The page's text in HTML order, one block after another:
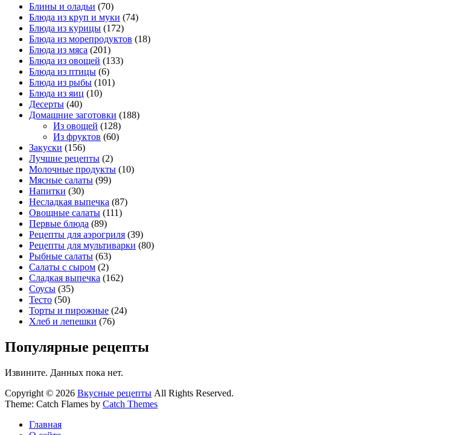
Блины и оладьи (70)
Блюда из круп и муки (74)
Блюда из курицы (172)
Блюда из морепродуктов (18)
Блюда из мяса (201)
Блюда из овощей (133)
Блюда из птицы (6)
Блюда из рыбы (101)
Блюда из яиц (10)
Десерты (40)
Домашние заготовки (188)
Из овощей (128)
Из фруктов (60)
Закуски (156)
Лучшие рецепты (2)
Молочные продукты (10)
Мясные салаты (99)
Напитки (30)
Несладкая выпечка (87)
Овощные салаты (111)
Первые блюда (89)
Рецепты для аэрогриля (39)
Рецепты для мультиварки (80)
Рыбные салаты (63)
Салаты с сыром (2)
Сладкая выпечка (162)
Соусы (35)
Тесто (50)
Торты и пирожные (24)
Хлеб и лепешки (76)
Популярные рецепты
Извините. Данных пока нет.
Copyright © 2026 Вкусные рецепты All Rights Reserved.
Theme: Catch Flames by Catch Themes
Главная